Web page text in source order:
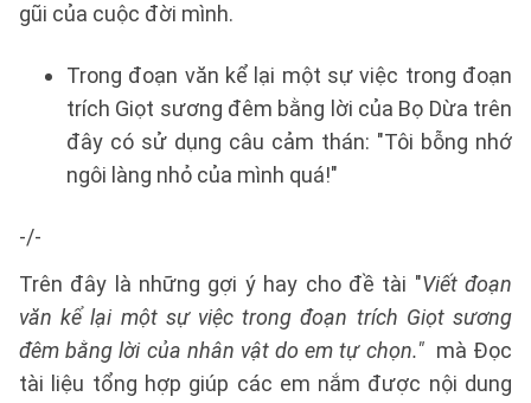
gũi của cuộc đời mình.
Trong đoạn văn kể lại một sự việc trong đoạn
trích Giọt sương đêm bằng lời của Bọ Dừa trên
đây có sử dụng câu cảm thán: "Tôi bỗng nhớ
ngôi làng nhỏ của mình quá!"
-/-
Trên đây là những gợi ý hay cho đề tài "Viết đoạn
văn kể lại một sự việc trong đoạn trích Giọt sương
đêm bằng lời của nhân vật do em tự chọn." mà Đọc
tài liệu tổng hợp giúp các em nắm được nội dung